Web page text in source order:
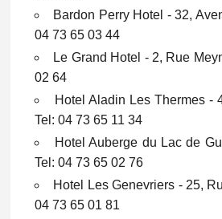
Bardon Perry Hotel - 32,
04 73 65 03 44
Le Grand Hotel - 2, Rue
02 64
Hotel Aladin Les Thermes -
Tel: 04 73 65 11 34
Hotel Auberge du Lac de
Tel: 04 73 65 02 76
Hotel Les Genevriers - 25,
04 73 65 01 81